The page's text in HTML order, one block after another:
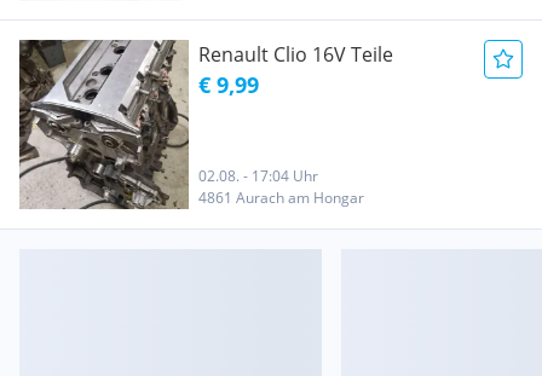
Renault Clio 16V Teile
€ 9,99
02.08. - 17:04 Uhr
4861 Aurach am Hongar